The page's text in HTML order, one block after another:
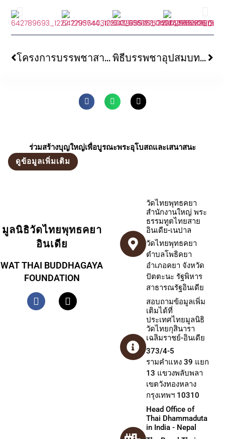
โครงการบรรพชาสามเณรอินเดีย ๓๕๐ รูป ณ ดินแดนพุทธภูมิ ณ วัดเวฬุวันมหาวิหาร (Veluvana Monastery) เมืองราชคฤห์ รัฐพิหาร ประเทศอินเดีย พิธีบรรพชาอุปสมบทและพิธีถวายบาตร โครงการบรรพชาอุปสมบทเพื่อถวายพระราชกุศลแด่ สมเด็จพระนางเจ้าสิริกิติ์ พระบรมราชินีนาถ พระบรมราชชนนีพันปีหลวง ณ ปริมณฑลต้นพระศรีมหาโพธิ์ และวัดไทยพุทธคยา รัฐพิหาร สาธารณรัฐอินเดีย
ร่วมสร้างบุญใหญ่เพื่อบูรณะพระอุโบสถและเสนาสนะ
ดูข้อมูลเพิ่มเติม
มูลนิธิวัดไทยพุทธคยา
อินเดีย
WAT THAI BUDDHAGAYA
FOUNDATION
วัดไทยพุทธคยา
สำนักงานใหญ่ พระ
ธรรมทูตไทยสาย
อินเดีย-เนปาล
วัดไทยพุทธคยา
ตำบลโพธิคยา
อำเภอคยา จังหวัด
ปัตตะนะ รัฐพิหาร
สาธารณรัฐอินเดีย
สอบถามข้อมูลเพิ่ม
เติมได้ที่
ประเทศไทยมูลนิธิ
วัดไทยกุสินารา
เฉลิมราชย์-อินเดีย
373/4-5
รามคำแหง 39 แยก
13 แขวงพลับพลา
เขตวังทองหลาง
กรุงเทพฯ 10310
Head Office of
Thai Dhammaduta
in India - Nepal